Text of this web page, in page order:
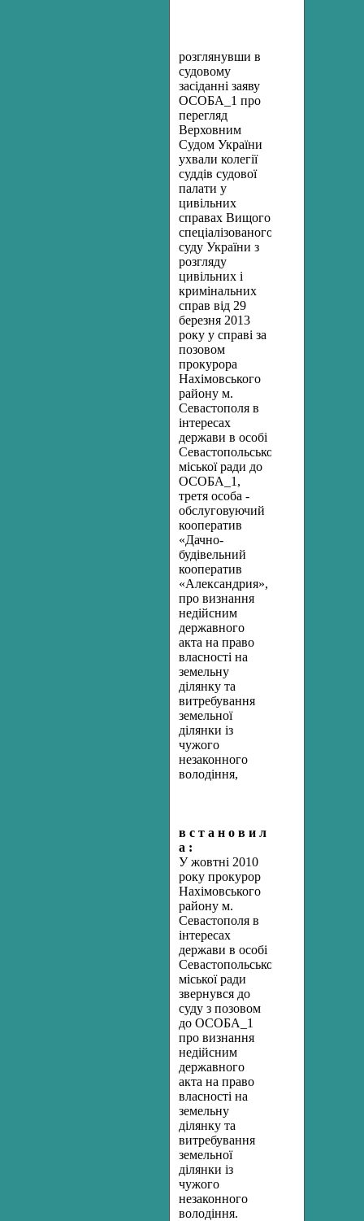
розглянувши в
судовому
засіданні заяву
ОСОБА_1 про
перегляд
Верховним
Судом України
ухвали колегії
суддів судової
палати у
цивільних
справах Вищого
спеціалізованого
суду України з
розгляду
цивільних і
кримінальних
справ від 29
березня 2013
року у справі за
позовом
прокурора
Нахімовського
району м.
Севастополя в
інтересах
держави в особі
Севастопольської
міської ради до
ОСОБА_1,
третя особа -
обслуговуючий
кооператив
«Дачно-
будівельний
кооператив
«Александрия»,
про визнання
недійсним
державного
акта на право
власності на
земельну
ділянку та
витребування
земельної
ділянки із
чужого
незаконного
володіння,
в с т а н о в и л
а :
У жовтні 2010
року прокурор
Нахімовського
району м.
Севастополя в
інтересах
держави в особі
Севастопольської
міської ради
звернувся до
суду з позовом
до ОСОБА_1
про визнання
недійсним
державного
акта на право
власності на
земельну
ділянку та
витребування
земельної
ділянки із
чужого
незаконного
володіння.